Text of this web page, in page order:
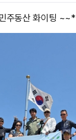
주동산 화이팅 ~~*